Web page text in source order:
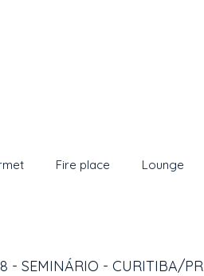
Fire place Lounge
- SEMINÁRIO - CURITIBA/PR